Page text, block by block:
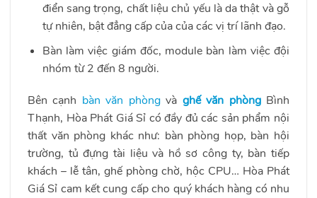
điển sang trọng, chất liệu chủ yếu là da thật và gỗ
tự nhiên, bật đẳng cấp của của các vị trí lãnh đạo.
Bàn làm việc giám đốc, module bàn làm việc đội
nhóm từ 2 đến 8 người.
Bên cạnh bàn văn phòngvà ghế văn phòng Bình
Thạnh, Hòa Phát Giá Sỉ có đầy đủ các sản phẩm nội
thất văn phòng khác như: bàn phòng họp, bàn hội
trường, tủ đựng tài liệu và hồ sơ công ty, bàn tiếp
khách – lễ tân, ghế phòng chờ, hộc CPU… Hòa Phát
Giá Sỉ cam kết cung cấp cho quý khách hàng có nhu